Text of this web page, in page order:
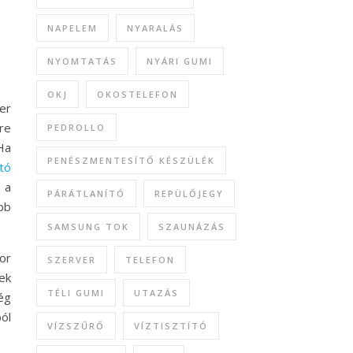
a
NAPELEM NYARALÁS
NYOMTATÁS NYÁRI GUMI
OKJ OKOSTELEFON
PEDROLLO
PENÉSZMENTESÍTŐ KÉSZÜLÉK
PÁRÁTLANÍTÓ REPÜLŐJEGY
SAMSUNG TOK SZAUNÁZÁS
SZERVER TELEFON
TÉLI GUMI UTAZÁS
VÍZSZŰRŐ VÍZTISZTÍTÓ